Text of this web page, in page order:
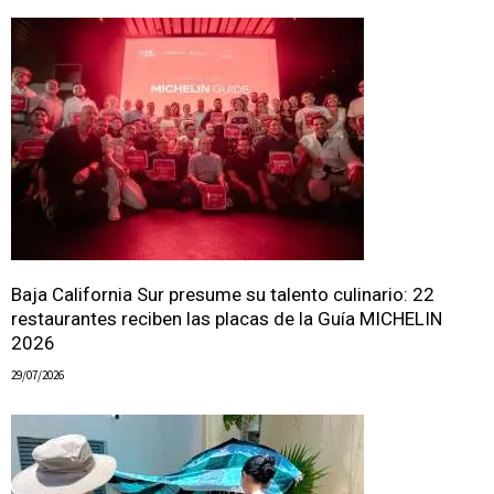
Baja California Sur presume su talento culinario: 22
restaurantes reciben las placas de la Guía MICHELIN
2026
29/07/2026